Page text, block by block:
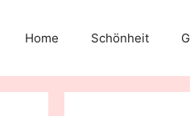
Home Schönheit